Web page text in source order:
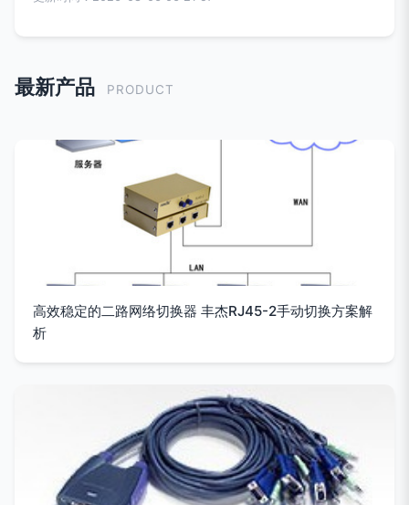
最新产品 PRODUCT
高效稳定的二路网络切换器 丰杰RJ45-2手动切换方案解
析